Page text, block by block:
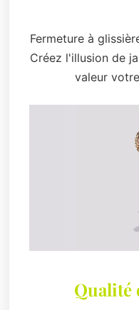
Fermeture à
Créez l'illusion de
valeur
Qualité